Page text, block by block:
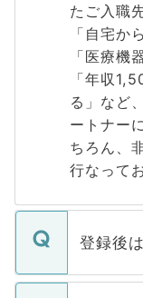
たご入職
「自宅か
「医療機
「年収
る」など
ートナー
ちろん、
行なって
登録後
ご登録い